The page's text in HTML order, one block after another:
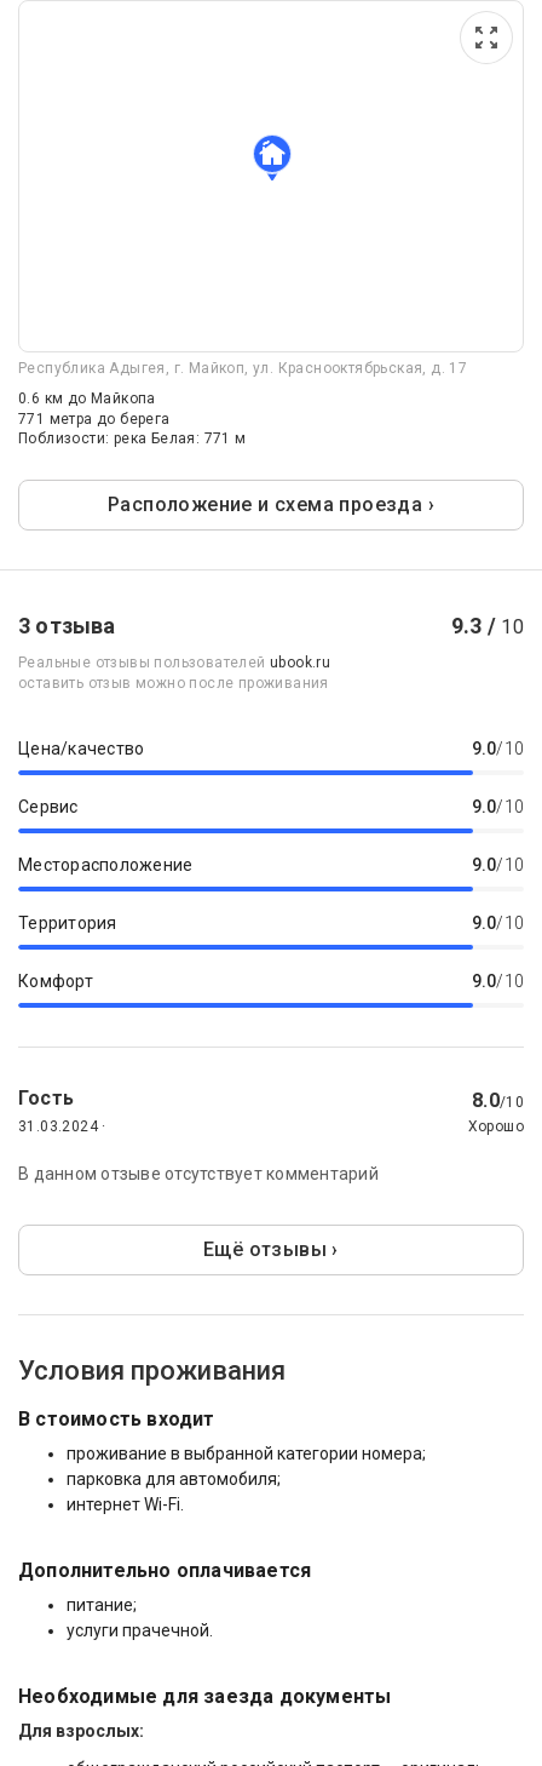
Республика Адыгея, г. Майкоп, ул. Краснооктябрьская, д. 17
0.6 км до Майкопа
771 метра до берега
Поблизости: река Белая: 771 м
Расположение и схема проезда ›
3 отзыва 9.3 / 10
Реальные отзывы пользователейubook.ru
оставить отзыв можно после проживания
Цена/качество 9.0/10
Сервис 9.0/10
Месторасположение 9.0/10
Территория 9.0/10
Комфорт 9.0/10
Гость 8.0/10
31.03.2024 ·
Хорошо
В данном отзыве отсутствует комментарий
Ещё отзывы ›
Условия проживания
В стоимость входит
проживание в выбранной категории номера;
парковка для автомобиля;
интернет Wi-Fi.
Дополнительно оплачивается
питание;
услуги прачечной.
Необходимые для заезда документы
Для взрослых: